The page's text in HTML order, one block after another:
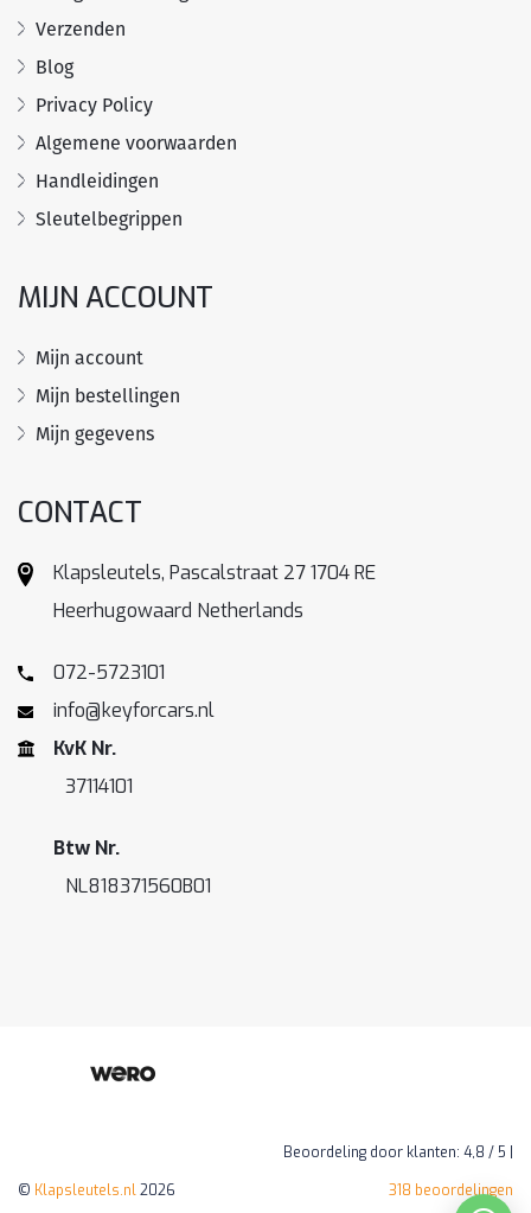
Verzenden
Blog
Privacy Policy
Algemene voorwaarden
Handleidingen
Sleutelbegrippen
MIJN ACCOUNT
Mijn account
Mijn bestellingen
Mijn gegevens
CONTACT
Klapsleutels, Pascalstraat 27 1704 RE
Heerhugowaard Netherlands
072-5723101
info@keyforcars.nl
KvK Nr.
37114101
Btw Nr.
NL818371560B01
© Klapsleutels.nl2026
Beoordeling door klanten: 4,8 /5
318 beoordelingen